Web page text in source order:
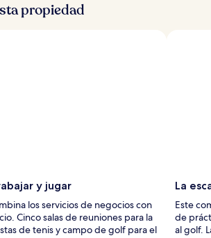
propiedad
y jugar
los servicios de negocios con
Cinco salas de reuniones para la
de tenis y campo de golf para el
La
Este
de
al golf.